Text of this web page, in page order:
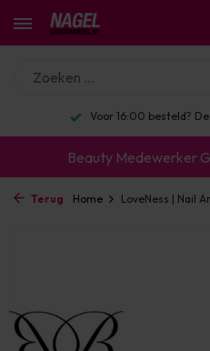
Enorm
Beauty Medewerker
Terug Home LoveNess | Nail